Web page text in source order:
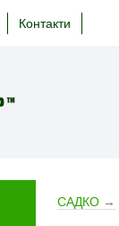
Контакти
САДКО →